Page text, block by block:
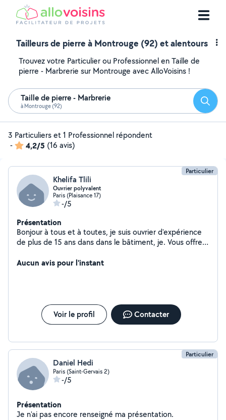
Tailleurs de pierre à Montrouge (92) et alentours
Trouvez votre Particulier ou Professionnel en Taille de
pierre - Marbrerie sur Montrouge avec AlloVoisins !
Taille de pierre - Marbrerie
à Montrouge (92)
3 Particuliers et 1 Professionnel répondent
-
4,2/5 (16 avis)
Particulier
Khelifa Tlili
Ouvrier polyvalent
Paris (Plaisance 17)
-/5
Présentation
Bonjour à tous et à toutes, je suis ouvrier d'expérience
de plus de 15 ans dans dans le bâtiment, je. Vous offrent
à bientôt.
Aucun avis pour l'instant
Voir le profil Contacter
Particulier
Daniel Hedi
Paris (Saint-Gervais 2)
-/5
Présentation
Je n'ai pas encore renseigné ma présentation.